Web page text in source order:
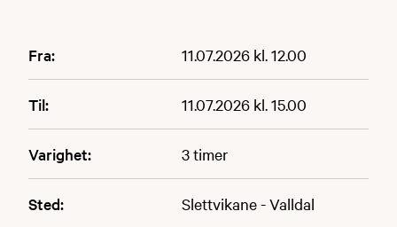
Fra: 11.07.2026 kl. 12.00
Til: 11.07.2026 kl. 15.00
Varighet: 3 timer
Sted: Slettvikane - Valldal